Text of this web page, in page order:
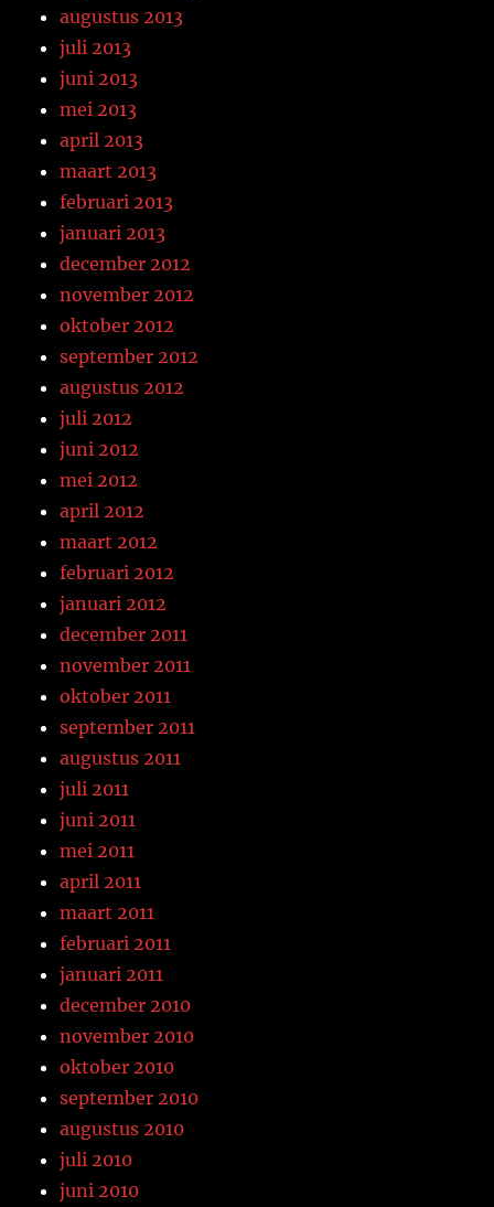
augustus 2013
juli 2013
juni 2013
mei 2013
april 2013
maart 2013
februari 2013
januari 2013
december 2012
november 2012
oktober 2012
september 2012
augustus 2012
juli 2012
juni 2012
mei 2012
april 2012
maart 2012
februari 2012
januari 2012
december 2011
november 2011
oktober 2011
september 2011
augustus 2011
juli 2011
juni 2011
mei 2011
april 2011
maart 2011
februari 2011
januari 2011
december 2010
november 2010
oktober 2010
september 2010
augustus 2010
juli 2010
juni 2010